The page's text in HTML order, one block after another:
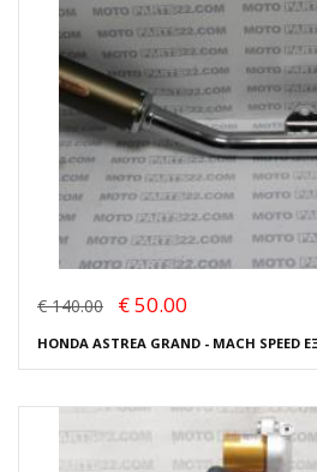
€ 140.00 € 50.00
HONDA ASTREA GRAND - MACH SPEED